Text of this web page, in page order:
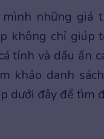
những giá
không chỉ
tính và dấu ấn
khảo danh
dưới đây để tìm